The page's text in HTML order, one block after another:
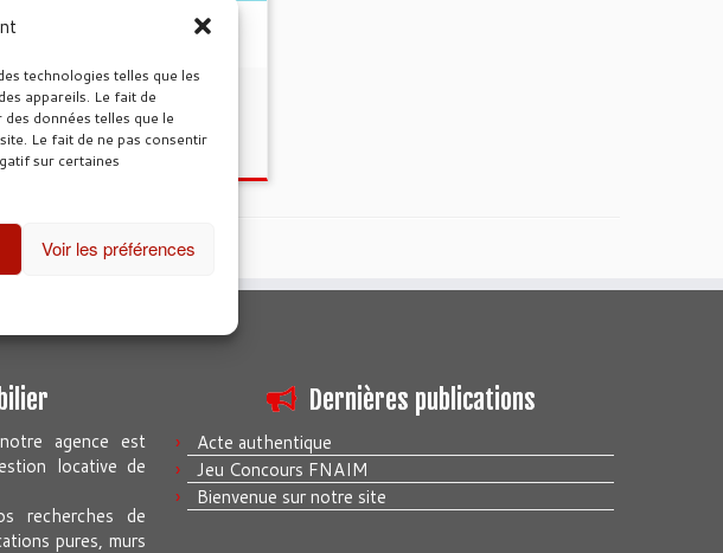
technologies telles que les
appareils. Le fait de
données telles que le
Le fait de ne pas consentir
sur certaines
Voir les préférences
FNAIM
2016 dans
agence est
locative de
recherches de
pures, murs
Dernières publications
Acte authentique
Jeu Concours FNAIM
Bienvenue sur notre site